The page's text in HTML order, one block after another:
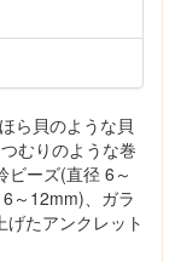
ら貝のような貝
むりのような巻
ビーズ(直径 6～
～12mm)、ガラ
たアンクレット